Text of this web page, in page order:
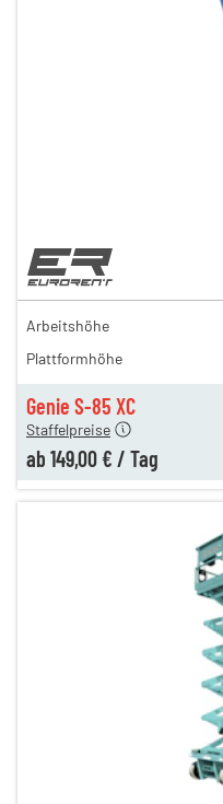
Genie S-85 XC
289,00 €
249,00 €
229,00 €
189,00 €
Staffelpreise
ab 149,00 € / Tag
Arbeitshöhe
Plattformhöhe